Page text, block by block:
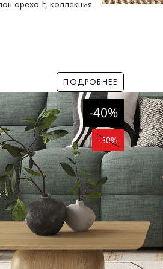
ореха F, коллекция
ПОДРОБНЕЕ
-40%
-30%